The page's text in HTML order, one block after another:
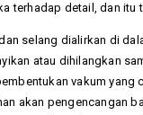
terhadap detail, dan itu
selang dialirkan di
atau dihilangkan
vakum yang
akan pengencangan